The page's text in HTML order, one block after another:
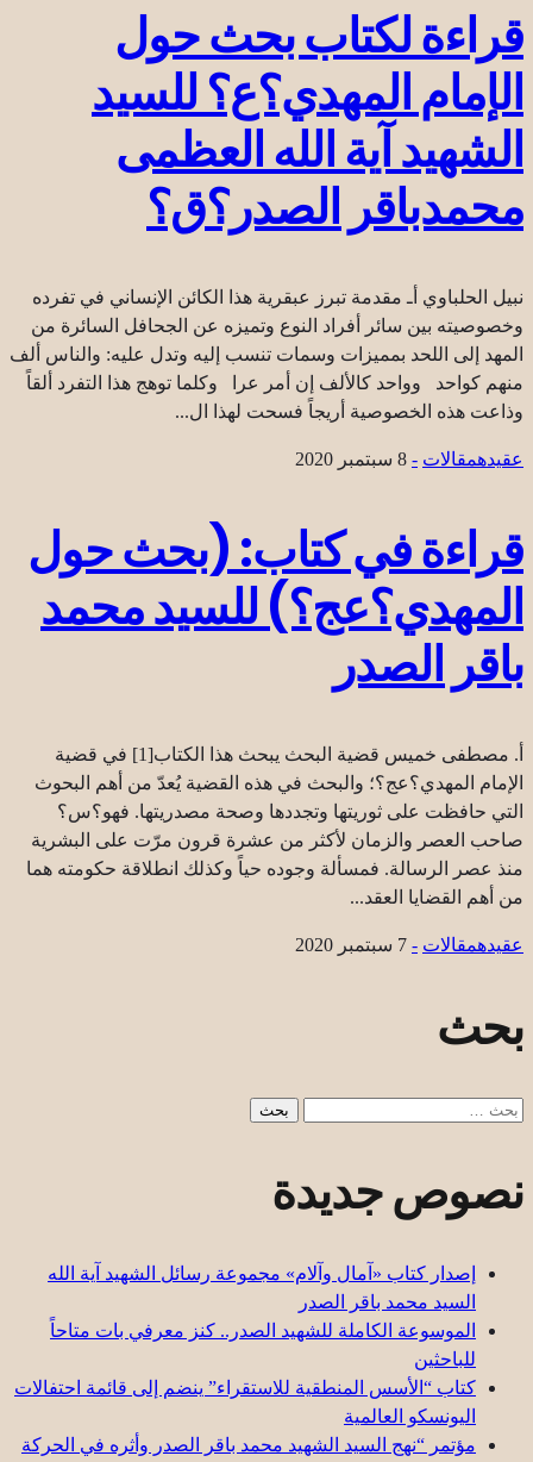
قراءة لكتاب بحث حول
الإمام المهدي؟ع؟ للسيد
الشهيد آية الله العظمى
محمدباقر الصدر؟ق؟
نبيل الحلباوي أـ مقدمة تبرز عبقرية هذا الكائن الإنساني في تفرده
وخصوصيته بين سائر أفراد النوع وتميزه عن الجحافل السائرة من
المهد إلى اللحد بمميزات وسمات تنسب إليه وتدل عليه: والناس ألف
منهم كواحد وواحد كالألف إن أمر عرا وكلما توهج هذا التفرد ألقاً
وذاعت هذه الخصوصية أريجاً فسحت لهذا ال...
عقیدهمقالات - 8 سبتمبر 2020
قراءة في كتاب: (بحث حول
المهدي؟عج؟) للسيد محمد
باقر الصدر
أ. مصطفى خميس قضية البحث يبحث هذا الكتاب[1] في قضية
الإمام المهدي؟عج؟؛ والبحث في هذه القضية يُعدّ من أهم البحوث
التي حافظت على ثوريتها وتجددها وصحة مصدريتها. فهو؟س؟
صاحب العصر والزمان لأكثر من عشرة قرون مرّت على البشرية
منذ عصر الرسالة. فمسألة وجوده حياً وكذلك انطلاقة حكومته هما
من أهم القضايا العقد...
عقیدهمقالات - 7 سبتمبر 2020
بحث
البحث
نصوص جديدة
إصدار كتاب «آمال وآلام» مجموعة رسائل الشهيد آية الله
السيد محمد باقر الصدر
الموسوعة الكاملة للشهيد الصدر.. كنز معرفي بات متاحاً
للباحثين
كتاب “الأسس المنطقية للاستقراء” ينضم إلى قائمة احتفالات
اليونسكو العالمية
مؤتمر “نهج السيد الشهيد محمد باقر الصدر وأثره في الحركة